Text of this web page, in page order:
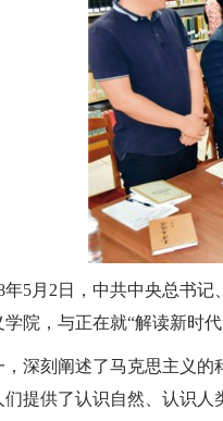
年5月2日，中共中央总书
学院，与正在就“解读新时
，深刻阐述了马克思主义的
们提供了认识自然、认识